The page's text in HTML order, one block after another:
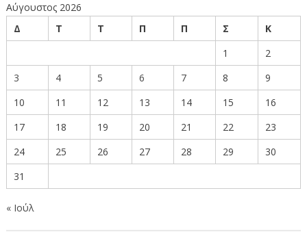
Αύγουστος 2026
Δ
Τ Τ Π Π Σ
Κ
1
2
3
4 5 6 7 8
9
10
11 12 13 14 15
16
17
18 19 20 21 22
23
24
25 26 27 28 29
30
31
« Ιούλ